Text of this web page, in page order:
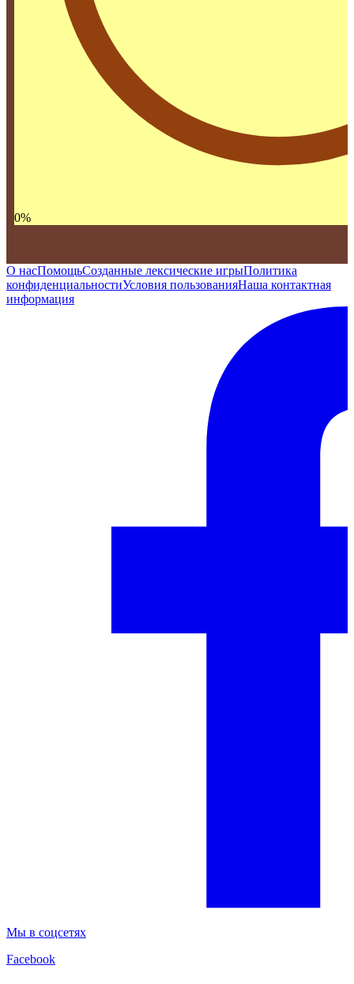
0%
О насПомощьСозданные лексические игрыПолитика
конфиденциальностиУсловия пользованияНаша контактная
информация
Мы в соцсетях
Facebook